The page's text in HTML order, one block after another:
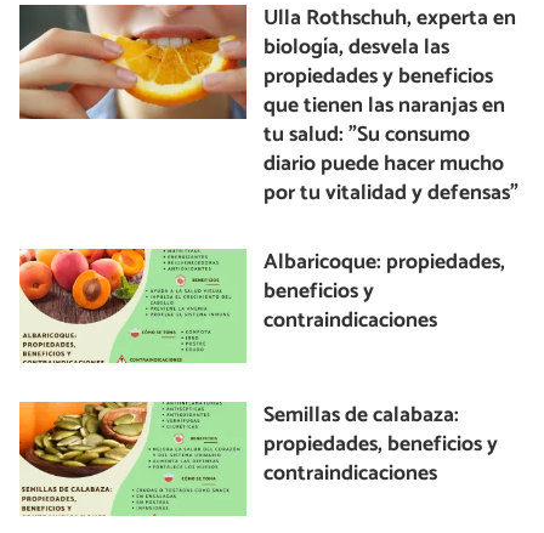
Ulla Rothschuh, experta en
biología, desvela las
propiedades y beneficios
que tienen las naranjas en
tu salud: "Su consumo
diario puede hacer mucho
por tu vitalidad y defensas"
Albaricoque: propiedades,
beneficios y
contraindicaciones
Semillas de calabaza:
propiedades, beneficios y
contraindicaciones